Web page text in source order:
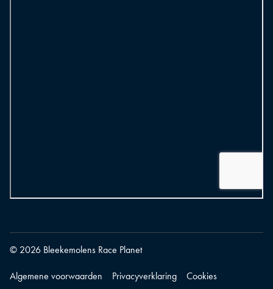
© 2026 Bleekemolens Race Planet
Algemene voorwaarden Privacyverklaring Cookies